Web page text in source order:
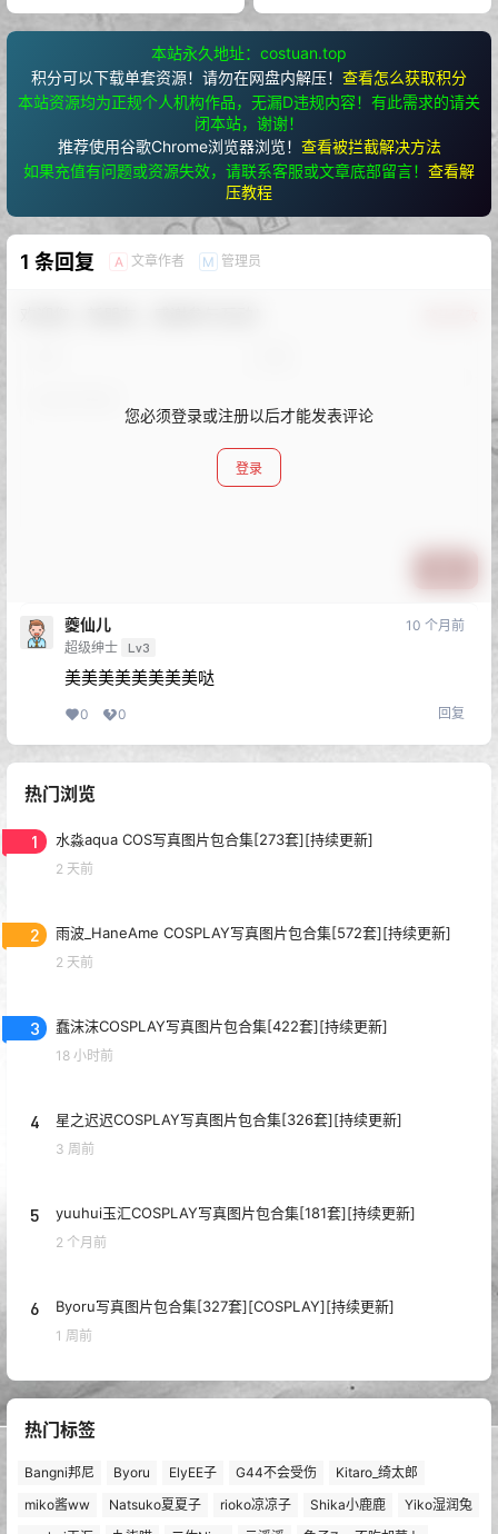
本站永久地址：costuan.top
积分可以下载单套资源！请勿在网盘内解压！ 查看怎么获取积分
本站资源均为正规个人机构作品，无漏D违规内容！有此需求的请关
闭本站，谢谢！
推荐使用谷歌Chrome浏览器浏览！ 查看被拦截解决方法
如果充值有问题或资源失效，请联系客服或文章底部留言！ 查看解
压教程
1 条回复 A 文章作者 M 管理员
您必须登录或注册以后才能发表评论
登录
夔仙儿
超级绅士 Lv3
10 个月前
美美美美美美美美哒
0 0 回复
热门浏览
1 水淼aqua COS写真图片包合集[273套][持续更新]
2 天前
2 雨波_HaneAme COSPLAY写真图片包合集[572套][持续更新]
2 天前
3 蠢沫沫COSPLAY写真图片包合集[422套][持续更新]
18 小时前
4 星之迟迟COSPLAY写真图片包合集[326套][持续更新]
3 周前
5 yuuhui玉汇COSPLAY写真图片包合集[181套][持续更新]
2 个月前
6 Byoru写真图片包合集[327套][COSPLAY][持续更新]
1 周前
热门标签
Bangni邦尼 Byoru ElyEE子 G44不会受伤
Kitaro_绮太郎
miko酱ww
Natsuko夏夏子 rioko凉凉子 Shika小鹿鹿
Yiko湿润兔